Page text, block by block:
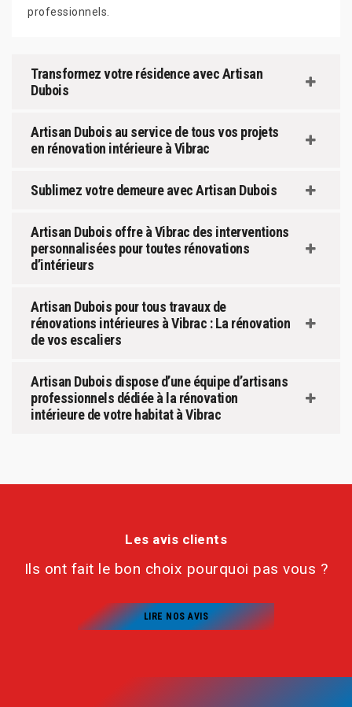
professionnels.
Transformez votre résidence avec Artisan
Dubois
Artisan Dubois au service de tous vos projets
en rénovation intérieure à Vibrac
Sublimez votre demeure avec Artisan Dubois
Artisan Dubois offre à Vibrac des interventions
personnalisées pour toutes rénovations
d’intérieurs
Artisan Dubois pour tous travaux de
rénovations intérieures à Vibrac : La rénovation
de vos escaliers
Artisan Dubois dispose d’une équipe d’artisans
professionnels dédiée à la rénovation
intérieure de votre habitat à Vibrac
Les avis clients
Ils ont fait le bon choix pourquoi pas vous ?
LIRE NOS AVIS